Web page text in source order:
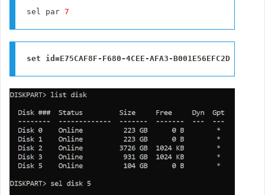
sel par 7
set id=E75CAF8F-F680-4CEE-AFA3-B001E56EFC2D